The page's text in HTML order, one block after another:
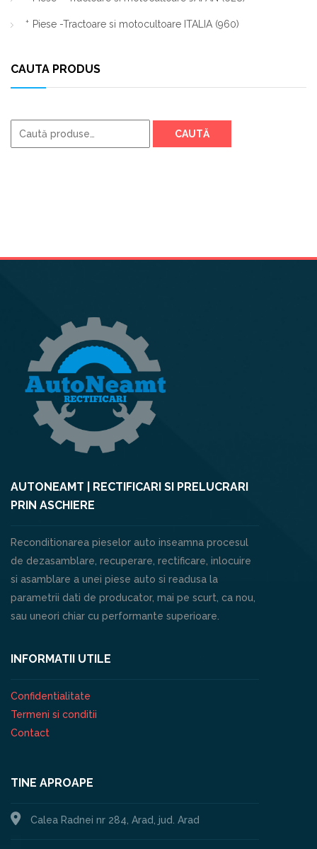
Piese -Tractoare si motocultoare ITALIA (960)
CAUTA PRODUS
Caută
după:
CAUTĂ
AUTONEAMT | RECTIFICARI SI PRELUCRARI
PRIN ASCHIERE
Reconditionarea pieselor auto inseamna procesul
de dezasamblare, recuperare, rectificare, inlocuire
si asamblare a unei piese auto si readusa la
parametrii dati de producator, mai pe scurt, ca nou,
sau uneori chiar cu performante superioare.
INFORMATII UTILE
Confidentialitate
Termeni si conditii
Contact
TINE APROAPE
Calea Radnei nr 284, Arad, jud. Arad